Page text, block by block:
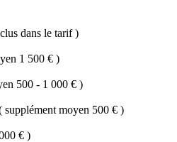
dans le tarif)
1 500 € )
500 - 1 000 € )
supplément moyen 500 € )
€ )